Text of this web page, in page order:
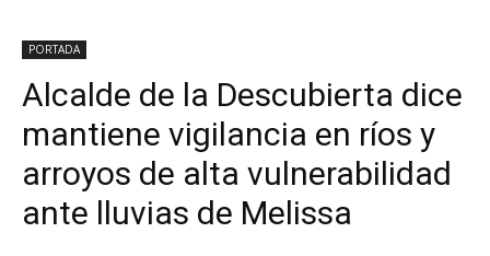
PORTADA
Alcalde de la Descubierta dice
mantiene vigilancia en ríos y
arroyos de alta vulnerabilidad
ante lluvias de Melissa